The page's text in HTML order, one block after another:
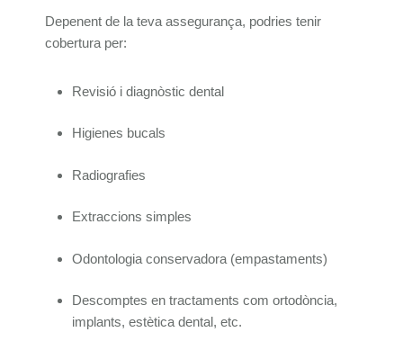
Depenent de la teva assegurança, podries tenir
cobertura per:
Revisió i diagnòstic dental
Higienes bucals
Radiografies
Extraccions simples
Odontologia conservadora (empastaments)
Descomptes en tractaments com ortodòncia,
implants, estètica dental, etc.